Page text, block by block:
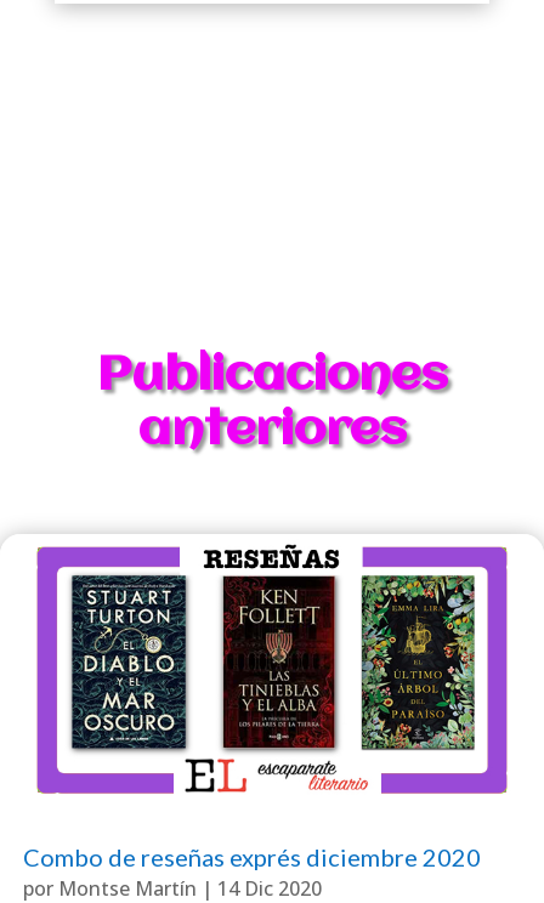
Publicaciones
anteriores
Combo de reseñas exprés diciembre 2020
por Montse Martín | 14 Dic 2020